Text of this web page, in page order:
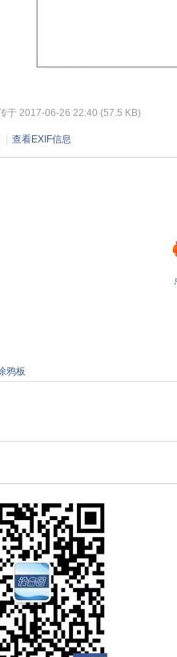
传于 2017-06-26 22:40 (57.5 KB)
查看EXIF信息
鸦板